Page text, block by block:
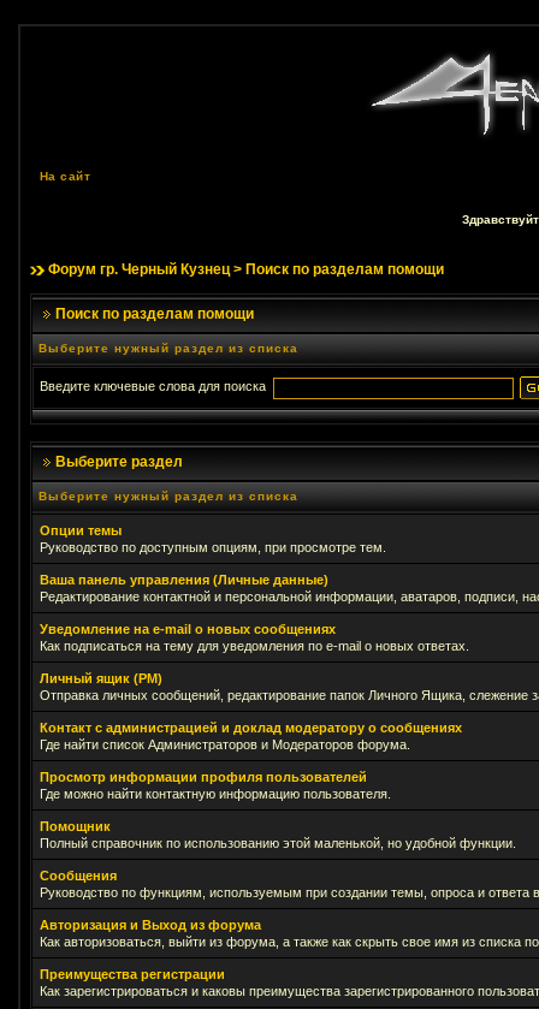
На сайт
Форум гр. Черный Кузнец> Поиск по разделам помощи
Поиск по разделам помощи
Выберите нужный раздел из списка
Введите ключевые слова для поиска
Выберите раздел
Выберите нужный раздел из списка
Опции темы
Руководство по доступным опциям, при просмотре тем.
Ваша панель управления (Личные данные)
Редактирование контактной и персональной информации, аватаров, подписи,
Уведомление на e-mail о новых сообщениях
Как подписаться на тему для уведомления по e-mail о новых ответах.
Личный ящик (PM)
Отправка личных сообщений, редактирование папок Личного Ящика,
Контакт с администрацией и доклад модератору о сообщениях
Где найти список Администраторов и Модераторов форума.
Просмотр информации профиля пользователей
Где можно найти контактную информацию пользователя.
Помощник
Полный справочник по использованию этой маленькой, но удобной функции.
Сообщения
Руководство по функциям, используемым при создании темы, опроса и ответа
Авторизация и Выход из форума
Как авторизоваться, выйти из форума, а также как скрыть свое имя из списка
Преимущества регистрации
Как зарегистрироваться и каковы преимущества зарегистрированного